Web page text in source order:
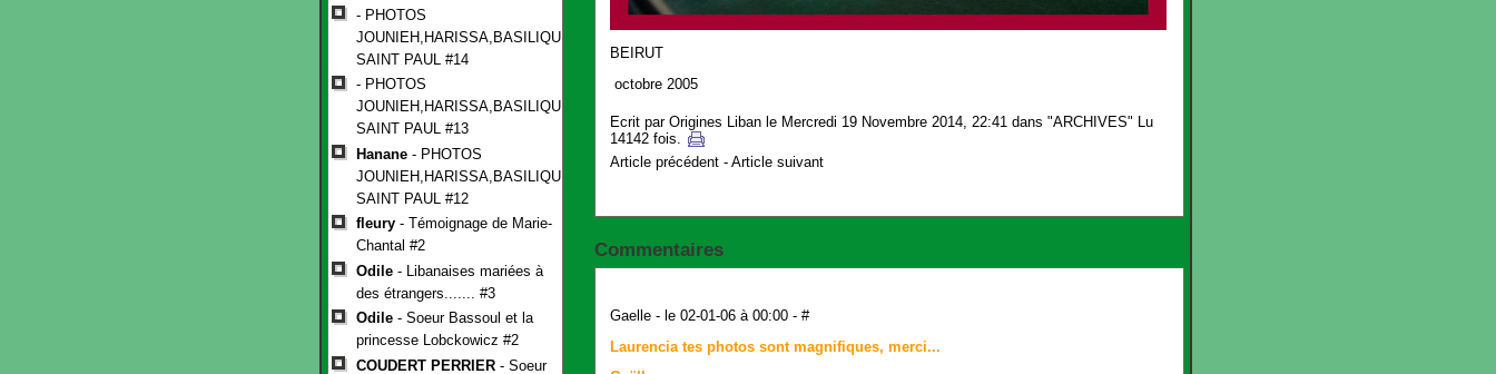
- PHOTOS
JOUNIEH,HARISSA,BASILIQUE
SAINT PAUL #14
- PHOTOS
JOUNIEH,HARISSA,BASILIQUE
SAINT PAUL #13
Hanane - PHOTOS
JOUNIEH,HARISSA,BASILIQUE
SAINT PAUL #12
fleury - Témoignage de Marie-
Chantal #2
Odile - Libanaises mariées à
des étrangers....... #3
Odile - Soeur Bassoul et la
princesse Lobckowicz #2
COUDERT PERRIER - Soeur
BEIRUT
octobre 2005
Ecrit par Origines Libanle Mercredi 19 Novembre 2014, 22:41 dans "ARCHIVES" Lu
14142 fois.
Article précédent- Article suivant
Commentaires
Gaelle- le 02-01-06 à 00:00 - #
Laurencia tes photos sont magnifiques, merci...